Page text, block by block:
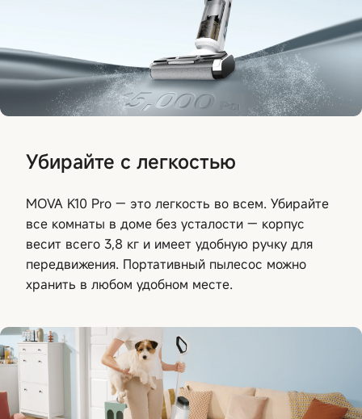
Убирайте с легкостью
MOVA K10 Pro — это легкость во всем. Убирайте
все комнаты в доме без усталости — корпус
весит всего 3,8 кг и имеет удобную ручку для
передвижения. Портативный пылесос можно
хранить в любом удобном месте.